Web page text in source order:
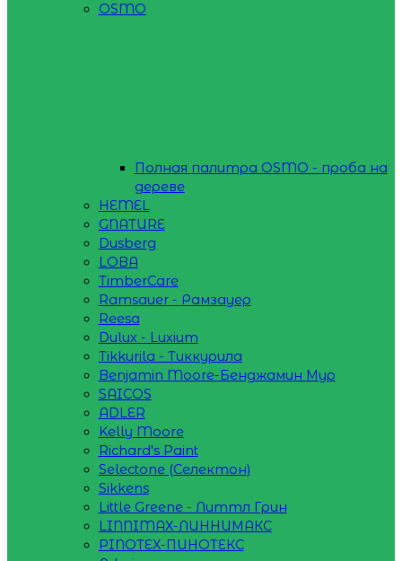
OSMO
Полная палитра OSMO - проба на
дереве
HEMEL
GNATURE
Dusberg
LOBA
TimberCare
Ramsauer - Рамзауер
Reesa
Dulux - Luxium
Tikkurila - Тиккурила
Benjamin Moore-Бенджамин Мур
SAICOS
ADLER
Kelly Moore
Richard's Paint
Selectone (Селектон)
Sikkens
Little Greene - Литтл Грин
LINNIMAX-ЛИННИМАКС
PINOTEX-ПИНОТЕКС